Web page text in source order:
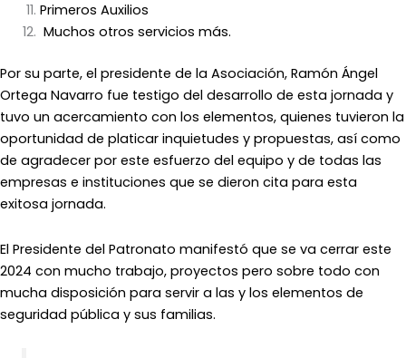
Primeros Auxilios
Muchos otros servicios más.
Por su parte, el presidente de la Asociación, Ramón Ángel
Ortega Navarro fue testigo del desarrollo de esta jornada y
tuvo un acercamiento con los elementos, quienes tuvieron la
oportunidad de platicar inquietudes y propuestas, así como
de agradecer por este esfuerzo del equipo y de todas las
empresas e instituciones que se dieron cita para esta
exitosa jornada.
El Presidente del Patronato manifestó que se va cerrar este
2024 con mucho trabajo, proyectos pero sobre todo con
mucha disposición para servir a las y los elementos de
seguridad pública y sus familias.